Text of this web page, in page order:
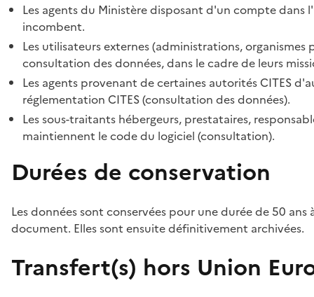
Les agents du Ministère disposant d'un compte
incombent.
Les utilisateurs externes (administrations,
consultation des données, dans le cadre de leurs
Les agents provenant de certaines autorités CITES
réglementation CITES (consultation des données).
Les sous-traitants hébergeurs, prestataires,
maintiennent le code du logiciel (consultation).
Durées de conservation
Les données sont conservées pour une durée de 50
document. Elles sont ensuite définitivement archivées.
Transfert(s) hors Union